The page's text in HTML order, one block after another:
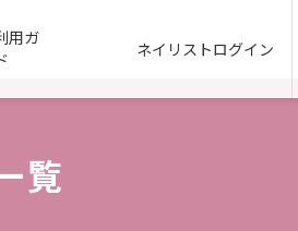
用ガ
ネイリストログイン
覧